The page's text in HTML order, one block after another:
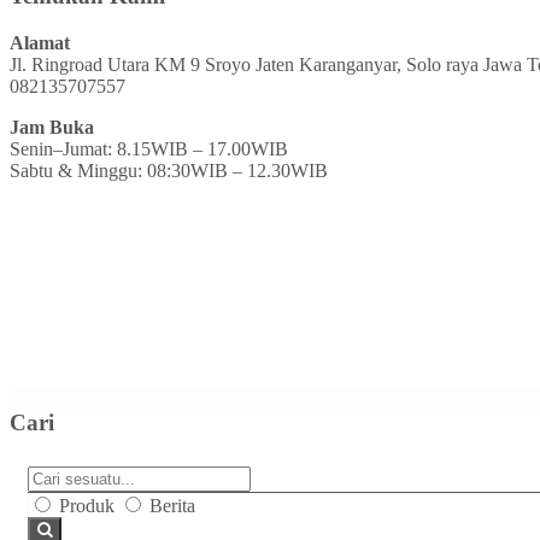
Alamat
Jl. Ringroad Utara KM 9 Sroyo Jaten Karanganyar, Solo raya Jawa
082135707557
Jam Buka
Senin–Jumat: 8.15WIB – 17.00WIB
Sabtu & Minggu: 08:30WIB – 12.30WIB
Cari
Produk Berita